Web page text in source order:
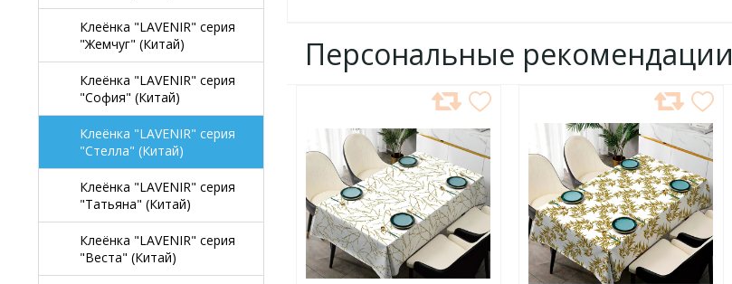
Клеёнка "LAVENIR" серия
"Жемчуг" (Китай)
Клеёнка "LAVENIR" серия
"София" (Китай)
Клеёнка "LAVENIR" серия
"Стелла" (Китай)
Клеёнка "LAVENIR" серия
"Татьяна" (Китай)
Клеёнка "LAVENIR" серия
"Веста" (Китай)
Персональные рекомендации
ИЗБРАННОЕ
В
ИЗБРАННОЕ